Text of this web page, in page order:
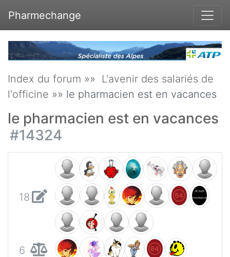
Pharmechange
Index du forum »» L'avenir des salariés de
l'officine »» le pharmacien est en vacances
le pharmacien est en vacances
#14324
18
6